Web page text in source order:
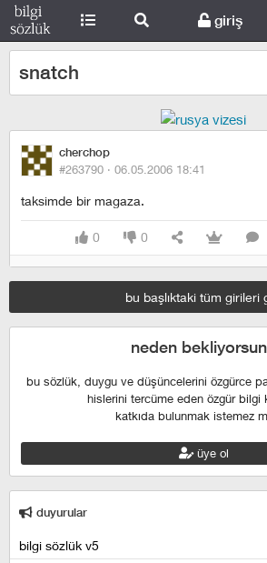
giriş
snatch
cherchop
#263790 · 06.05.2006 18:41
taksimde bir magaza.
0 0
bu başlıktaki tüm girileri
neden
bu sözlük, duygu ve düşüncelerini özgürce
hislerini tercüme eden özgür bilgi
katkıda bulunmak istemez
üye ol
duyurular
bilgi sözlük v5